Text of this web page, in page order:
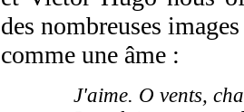
des nombreuses
comme une âme :
J'aime. O vents,